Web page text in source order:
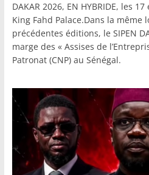
DAKAR 2026, EN HYBRIDE, les
King Fahd Palace.Dans la même
précédentes éditions, le SIPEN
marge des « Assises de
Patronat (CNP) au Sénégal.